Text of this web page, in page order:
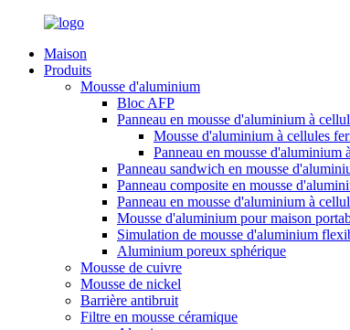
Maison
Produits
Mousse d'aluminium
Bloc AFP
Panneau en mousse d'aluminium à
Mousse d'aluminium à cellules
Panneau en mousse d'aluminium
Panneau sandwich en mousse
Panneau composite en mousse
Panneau en mousse d'aluminium à
Mousse d'aluminium pour maison
Simulation de mousse d'aluminium
Aluminium poreux sphérique
Mousse de cuivre
Mousse de nickel
Barrière antibruit
Filtre en mousse céramique